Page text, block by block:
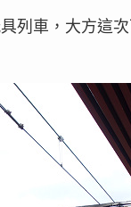
具列車，大方這